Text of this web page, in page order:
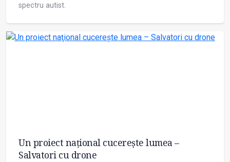
spectru autist.
Un proiect naţional cucerește lumea –
Salvatori cu drone